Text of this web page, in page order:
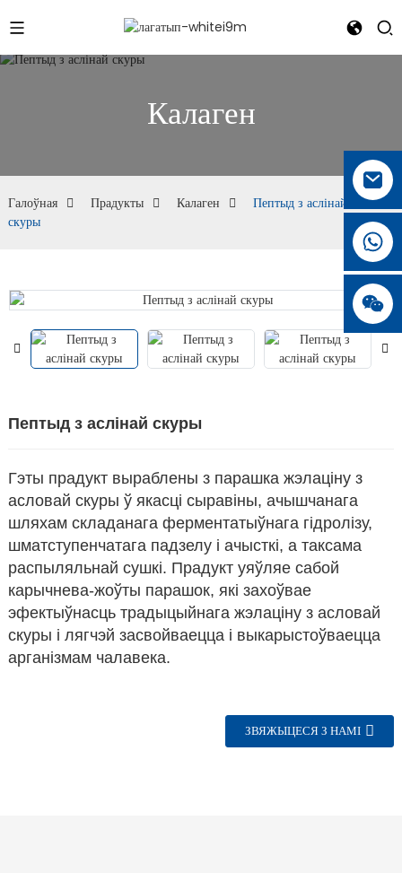
Калаген
Галоўная Прадукты Калаген
Пептыд з аслінай
скуры
Пептыд з аслінай скуры
Гэты прадукт выраблены з парашка жэлаціну з
асловай скуры ў якасці сыравіны, ачышчанага
шляхам складанага ферментатыўнага гідролізу,
шматступенчатага падзелу і ачысткі, а таксама
распыляльнай сушкі. Прадукт уяўляе сабой
карычнева-жоўты парашок, які захоўвае
эфектыўнасць традыцыйнага жэлаціну з асловай
скуры і лягчэй засвойваецца і выкарыстоўваецца
арганізмам чалавека.
ЗВЯЖЫЦЕСЯ З НАМІ